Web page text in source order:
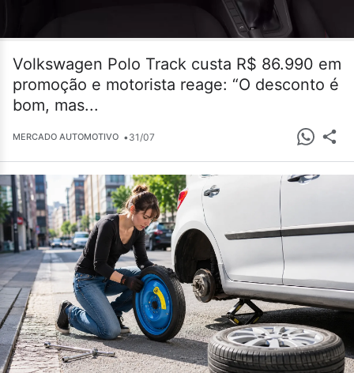
Volkswagen Polo Track custa R$ 86.990 em
promoção e motorista reage: “O desconto é
bom, mas...
MERCADO AUTOMOTIVO •31/07